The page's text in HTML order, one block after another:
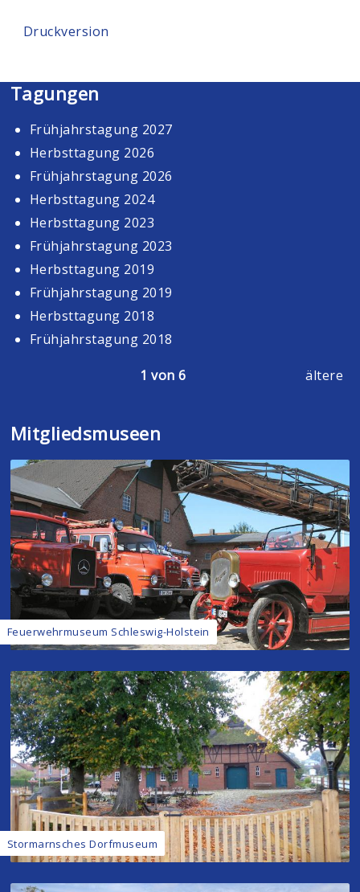
Druckversion
Tagungen
Frühjahrstagung 2027
Herbsttagung 2026
Frühjahrstagung 2026
Herbsttagung 2024
Herbsttagung 2023
Frühjahrstagung 2023
Herbsttagung 2019
Frühjahrstagung 2019
Herbsttagung 2018
Frühjahrstagung 2018
1 von 6 ältere
Mitgliedsmuseen
Feuerwehrmuseum Schleswig-Holstein
Stormarnsches Dorfmuseum